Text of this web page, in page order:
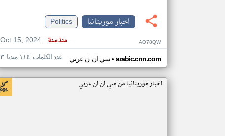
اخبار موريتانيا
Politics
Oct 15, 2024
منذ سنة AO78QW
سي ان ان عربي• arabic.cnn.com عدد الكلمات: ١١٤ ميديا: ٣
اخبار موريتانيا من سي ان ان عربي